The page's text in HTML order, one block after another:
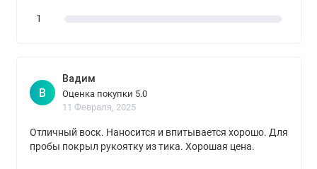
1
В
Вадим
Оценка покупки 5.0
11 Февраля, 2025
Отличный воск. Наносится и впитывается хорошо. Для
пробы покрыл рукоятку из тика. Хорошая цена.